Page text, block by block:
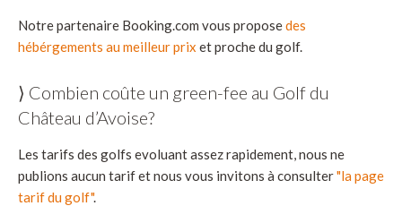
Notre partenaire Booking.com vous proposedes
hébérgements au meilleur prix et proche du golf.
⟩ Combien coûte un green-fee au Golf du
Château d’Avoise?
Les tarifs des golfs evoluant assez rapidement, nous ne
publions aucun tarif et nous vous invitons à consulter"la page
tarif du golf".